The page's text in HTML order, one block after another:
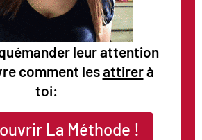
leur attention
comment lesattirerà
toi:
La Méthode !